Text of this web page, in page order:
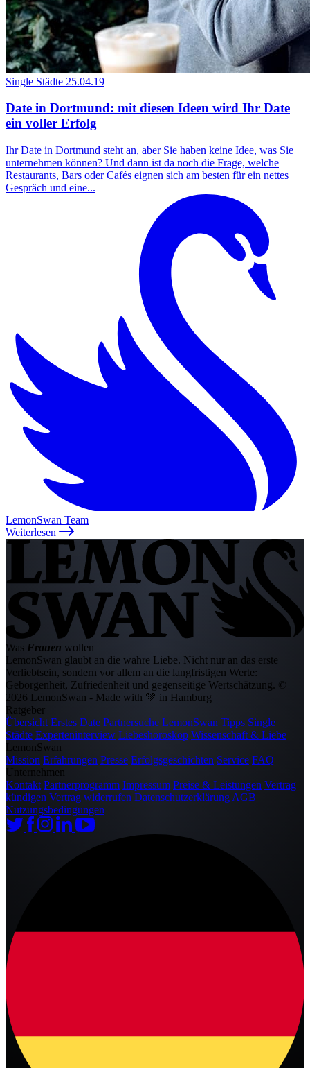
Single Städte 25.04.19
Date in Dortmund: mit diesen Ideen wird Ihr Date
ein voller Erfolg
Ihr Date in Dortmund steht an, aber Sie haben keine Idee, was Sie
unternehmen können? Und dann ist da noch die Frage, welche
Restaurants, Bars oder Cafés eignen sich am besten für ein nettes
Gespräch und eine...
LemonSwan Team
Weiterlesen
Was Frauen wollen
LemonSwan glaubt an die wahre Liebe. Nicht nur an das erste
Verliebtsein, sondern vor allem an die langfristigen Werte:
Geborgenheit, Zufriedenheit und gegenseitige Wertschätzung. ©
2026 LemonSwan - Made with 💚 in Hamburg
Ratgeber
Übersicht Erstes Date Partnersuche LemonSwan Tipps Single
Städte Experteninterview Liebeshoroskop Wissenschaft & Liebe
LemonSwan
Mission Erfahrungen Presse Erfolgsgeschichten Service FAQ
Unternehmen
Kontakt Partnerprogramm Impressum Preise & Leistungen Vertrag
kündigen Vertrag widerrufen DatenschutzerklärungAGB
Nutzungsbedingungen